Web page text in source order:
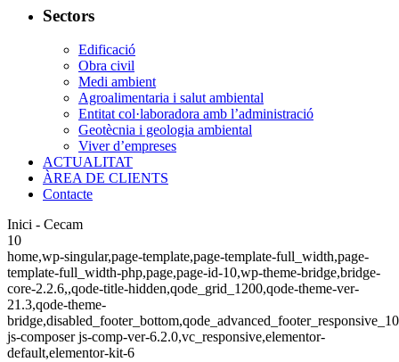
Sectors
Edificació
Obra civil
Medi ambient
Agroalimentaria i salut ambiental
Entitat col·laboradora amb l’administració
Geotècnia i geologia ambiental
Viver d’empreses
ACTUALITAT
ÀREA DE CLIENTS
Contacte
Inici - Cecam
10
home,wp-singular,page-template,page-template-full_width,page-
template-full_width-php,page,page-id-10,wp-theme-bridge,bridge-
core-2.2.6,,qode-title-hidden,qode_grid_1200,qode-theme-ver-
21.3,qode-theme-
js-composer js-comp-ver-6.2.0,vc_responsive,elementor-
default,elementor-kit-6